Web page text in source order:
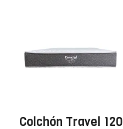
Colchón Travel 120